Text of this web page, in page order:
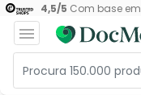
4,5/5 Com base em